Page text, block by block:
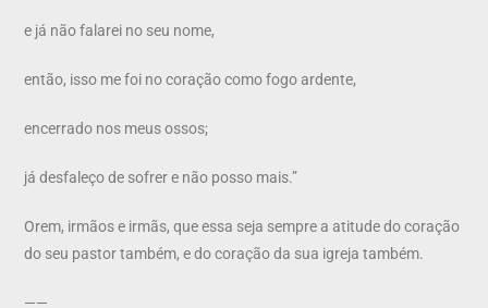
e já não falarei no seu nome,
então, isso me foi no coração como fogo ardente,
encerrado nos meus ossos;
já desfaleço de sofrer e não posso mais.”
Orem, irmãos e irmãs, que essa seja sempre a atitude do coração
do seu pastor também, e do coração da sua igreja também.
——